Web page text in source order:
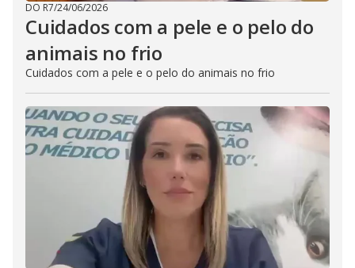
DO R7/24/06/2026
Cuidados com a pele e o pelo do
animais no frio
Cuidados com a pele e o pelo do animais no frio